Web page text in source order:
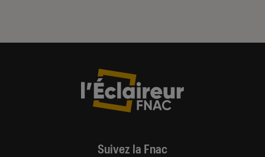
Suivez la Fnac